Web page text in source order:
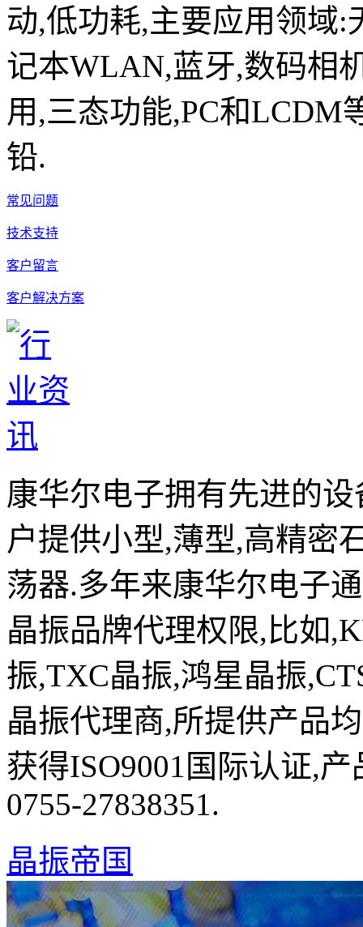
动,低功耗,主要应用领域
记本WLAN,蓝牙,数码相
用,三态功能,PC和LCDM
铅.
常见问题
技术支持
客户留言
客户解决方案
康华尔电子拥有先进的
户提供小型,薄型,高精密
荡器.多年来康华尔电子
晶振品牌代理权限,比如
振,TXC晶振,鸿星晶振
晶振代理商,所提供产品
获得ISO9001国际认证,
0755-27838351.
晶振帝国